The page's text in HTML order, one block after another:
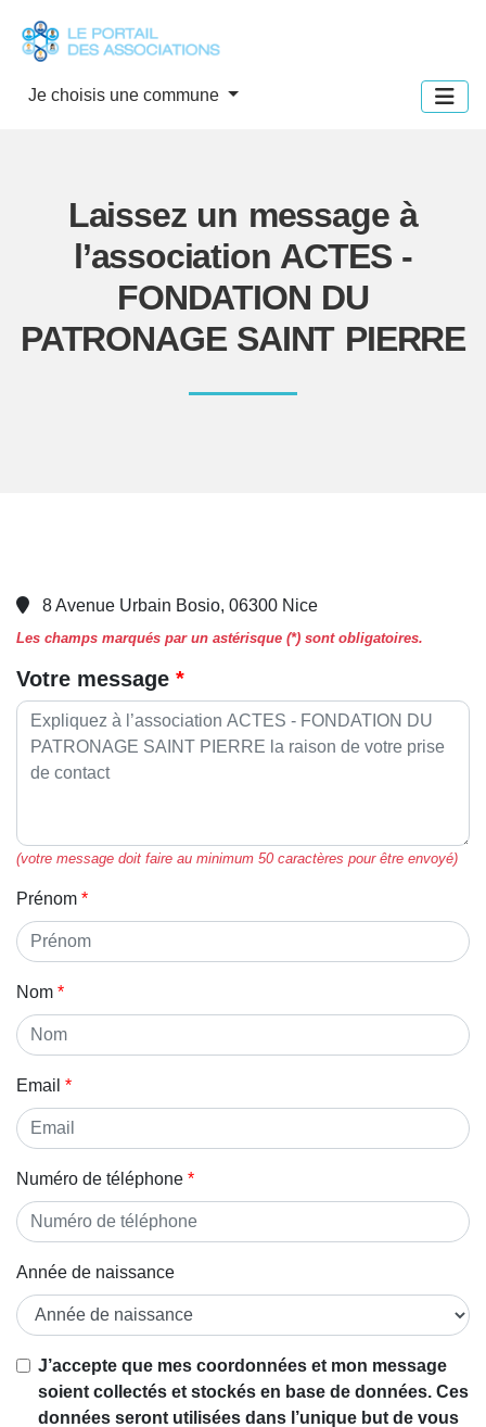
Je choisis une commune
Laissez un message à
l’association ACTES -
FONDATION DU
PATRONAGE SAINT PIERRE
8 Avenue Urbain Bosio, 06300 Nice
Les champs marqués par un astérisque (*) sont obligatoires.
Votre message
(votre message doit faire au minimum 50 caractères pour être envoyé)
Prénom
Nom
Email
Numéro de téléphone
Année de naissance
J’accepte que mes coordonnées et mon message
soient collectés et stockés en base de données. Ces
données seront utilisées dans l’unique but de vous